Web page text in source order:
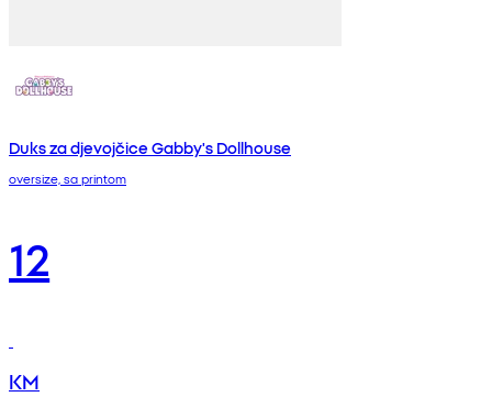
Duks za djevojčice Gabby's Dollhouse
oversize, sa printom
12
KM